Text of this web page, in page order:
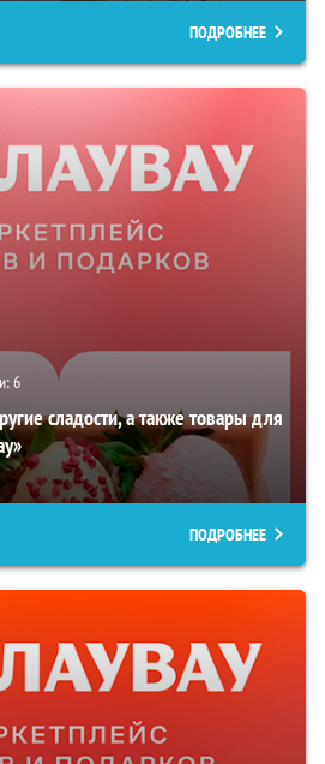
ПОДРОБНЕЕ
6
сладости, а также товары для
ПОДРОБНЕЕ